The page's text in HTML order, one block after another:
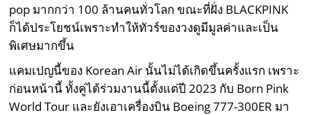
pop มากกว่า 100 ล้านคนทั่วโลก ขณะที่ฝั่ง BLACKPINK
ก็ได้ประโยชน์เพราะทำให้ทัวร์ของวงดูมีมูลค่าและเป็น
พิเศษมากขึ้น
แคมเปญนี้ของ Korean Air นั้นไม่ได้เกิดขึ้นครั้งแรก เพราะ
ก่อนหน้านี้ ทั้งคู่ได้ร่วมงานนี้ตั้งแต่ปี 2023 กับ Born Pink
World Tour และยังเอาเครื่องบิน Boeing 777-300ER มา